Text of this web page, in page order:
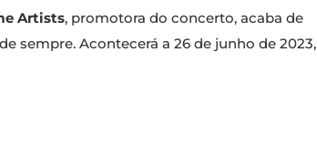
Artists, promotora do concerto, acaba de
sempre. Acontecerá a 26 de junho de 2023,